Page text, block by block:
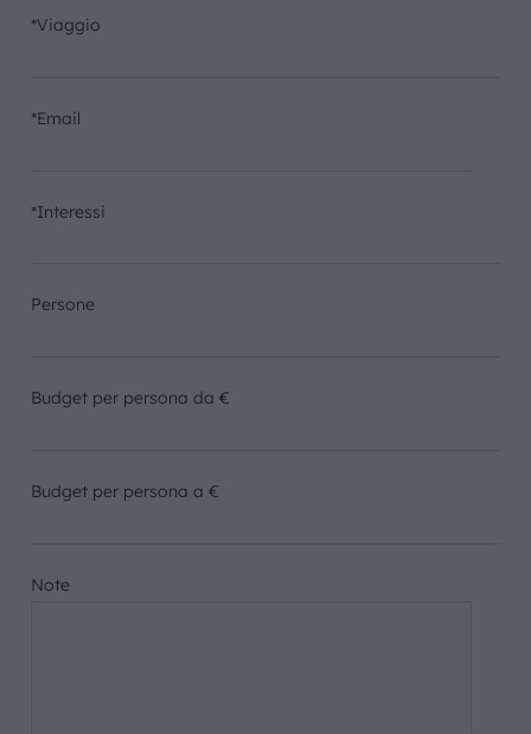
*Viaggio
*Email
*Interessi
Persone
Budget per persona da €
Budget per persona a €
Note